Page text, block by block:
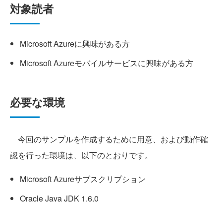
対象読者
Microsoft Azureに興味がある方
Microsoft Azureモバイルサービスに興味がある方
必要な環境
今回のサンプルを作成するために用意、および動作確
認を行った環境は、以下のとおりです。
Microsoft Azureサブスクリプション
Oracle Java JDK 1.6.0